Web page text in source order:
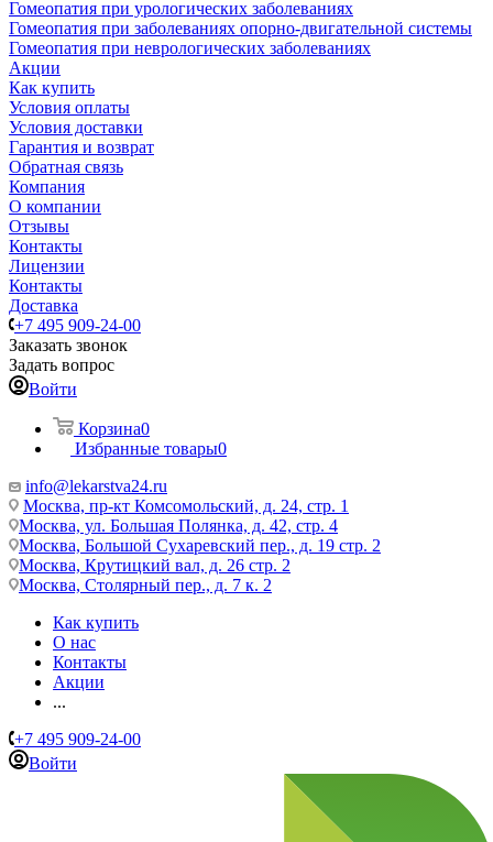
Гомеопатия при урологических заболеваниях
Гомеопатия при заболеваниях опорно-двигательной системы
Гомеопатия при неврологических заболеваниях
Акции
Как купить
Условия оплаты
Условия доставки
Гарантия и возврат
Обратная связь
Компания
О компании
Отзывы
Контакты
Лицензии
Контакты
Доставка
+7 495 909-24-00
Заказать звонок
Задать вопрос
Войти
Корзина0
Избранные товары0
info@lekarstva24.ru
Москва, пр-кт Комсомольский, д. 24, стр. 1
Москва, ул. Большая Полянка, д. 42, стр. 4
Москва, Большой Сухаревский пер., д. 19 стр. 2
Москва, Крутицкий вал, д. 26 стр. 2
Москва, Столярный пер., д. 7 к. 2
Как купить
О нас
Контакты
Акции
...
+7 495 909-24-00
Войти